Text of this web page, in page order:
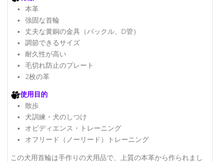
本革
強固な首輪
丈夫な黄銅の金具（バックル、D管）
調節できるサイズ
耐久性が高い
毛切れ防止のプレート
2枚の革
使用目的
散歩
犬訓練・犬のしつけ
オビディエンス・トレーニング
オフリード（ノーリード）トレーニング
この犬用首輪は手作りの犬用品で、上質の本革から作られまし